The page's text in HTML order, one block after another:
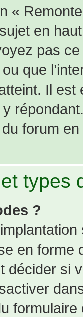
«
en
pas
que
Il
forum
types
?
en forme
décider